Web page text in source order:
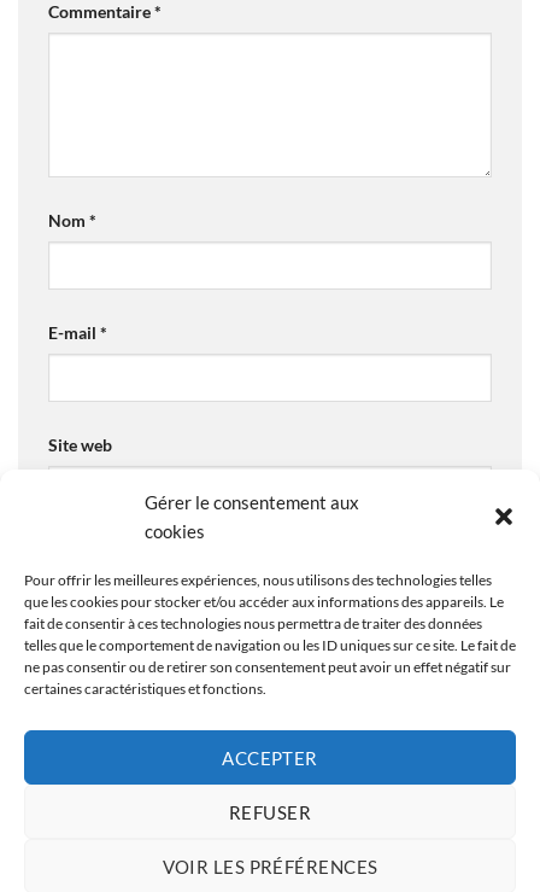
Gérer le consentement aux
cookies
Pour offrir les meilleures expériences, nous utilisons des technologies telles
que les cookies pour stocker et/ou accéder aux informations des appareils. Le
fait de consentir à ces technologies nous permettra de traiter des données
telles que le comportement de navigation ou les ID uniques sur ce site. Le fait de
ne pas consentir ou de retirer son consentement peut avoir un effet négatif sur
certaines caractéristiques et fonctions.
ACCEPTER
REFUSER
VOIR LES PRÉFÉRENCES
Commentaire*
Nom *
E-mail *
Site web
navigateur pour mon prochain commentaire.
Nous contacter- En tant que Partenaire Amazon,